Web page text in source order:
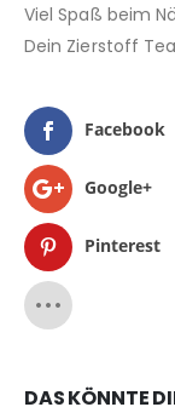
Viel Spaß beim
Dein Zierstoff
Facebook
Google+
Pinterest
DAS KÖNNTE